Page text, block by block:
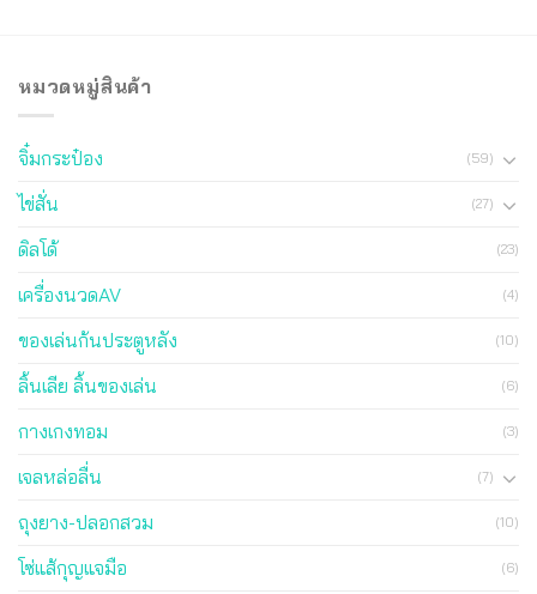
หมวดหมู่สินค้า
จิ๋มกระป๋อง (59)
ไข่สั่น (27)
ดิลโด้ (23)
เครื่องนวดAV (4)
ของเล่นก้นประตูหลัง (10)
ลิ้นเลีย ลิ้นของเล่น (6)
กางเกงทอม (3)
เจลหล่อลื่น (7)
ถุงยาง-ปลอกสวม (10)
โซ่แส้กุญแจมือ (6)